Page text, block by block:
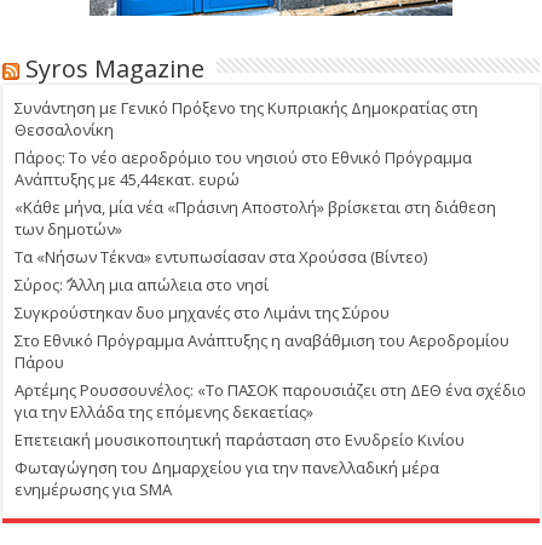
Syros Magazine
Συνάντηση με Γενικό Πρόξενο της Κυπριακής Δημοκρατίας στη
Θεσσαλονίκη
Πάρος: Το νέο αεροδρόμιο του νησιού στο Εθνικό Πρόγραμμα
Ανάπτυξης με 45,44εκατ. ευρώ
«Κάθε μήνα, μία νέα «Πράσινη Αποστολή» βρίσκεται στη διάθεση
των δημοτών»
Τα «Νήσων Τέκνα» εντυπωσίασαν στα Χρούσσα (Βίντεο)
Σύρος: ΄’Άλλη μια απώλεια στο νησί
Συγκρούστηκαν δυο μηχανές στο Λιμάνι της Σύρου
Στο Εθνικό Πρόγραμμα Ανάπτυξης η αναβάθμιση του Αεροδρομίου
Πάρου
Αρτέμης Ρουσσουνέλος: «Το ΠΑΣΟΚ παρουσιάζει στη ΔΕΘ ένα σχέδιο
για την Ελλάδα της επόμενης δεκαετίας»
Επετειακή μουσικοποιητική παράσταση στο Ενυδρείο Κινίου
Φωταγώγηση του Δημαρχείου για την πανελλαδική μέρα
ενημέρωσης για SMA